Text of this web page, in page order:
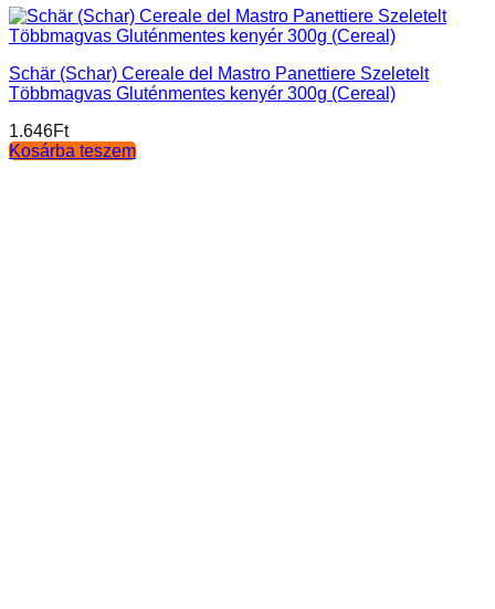
Schär (Schar) Cereale del Mastro Panettiere Szeletelt
Többmagvas Gluténmentes kenyér 300g (Cereal)
1.646Ft
Kosárba teszem